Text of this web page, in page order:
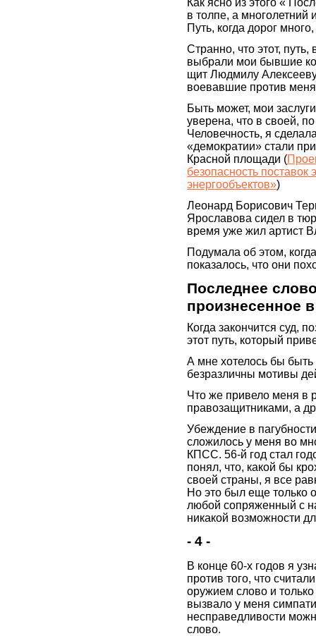
Как ясно из этого «
в толпе, а
Путь, когда дорог
Странно, что этот,
выбрали мои бывшие
щит Людмилу
воевавшие против
Быть может, мои
уверена, что в своей,
Человечность, я
«демократии» стали
Красной площади (
безопасность поставок
энергообъектов»)
Леонард Борисович
Ярославова сидел в
время уже жил артист
Подумала об этом,
показалось, что они
Последнее
произнесенное
Когда закончится суд,
этот путь, который
А мне хотелось бы
безразличны мотивы
Что же привело меня в
правозащитниками, а
Убеждение в
сложилось у меня во
КПСС. 56-й год стал
понял, что, какой бы
своей страны, я все
Но это был еще только
любой сопряженный с
никакой возможности
- 4 -
В конце 60-х годов я
против того, что
оружием слово и
вызвало у меня
несправедливости
слово.